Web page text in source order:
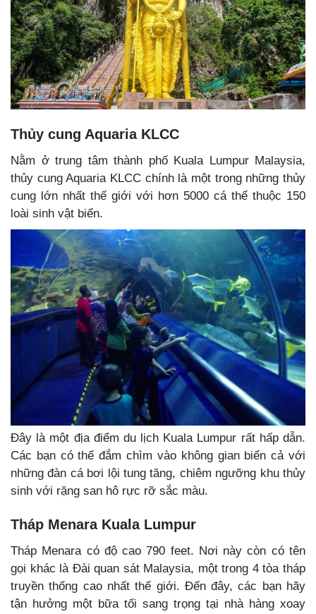
Thủy cung Aquaria KLCC
Nằm ở trung tâm thành phố Kuala Lumpur Malaysia,
thủy cung Aquaria KLCC chính là một trong những thủy
cung lớn nhất thế giới với hơn 5000 cá thể thuộc 150
loài sinh vật biển.
Đây là một địa điểm du lịch Kuala Lumpur rất hấp dẫn.
Các bạn có thể đắm chìm vào không gian biển cả với
những đàn cá bơi lội tung tăng, chiêm ngưỡng khu thủy
sinh với rặng san hô rực rỡ sắc màu.
Tháp Menara Kuala Lumpur
Tháp Menara có độ cao 790 feet. Nơi này còn có tên
gọi khác là Đài quan sát Malaysia, một trong 4 tòa tháp
truyền thống cao nhất thế giới. Đến đây, các bạn hãy
tận hưởng một bữa tối sang trọng tại nhà hàng xoay